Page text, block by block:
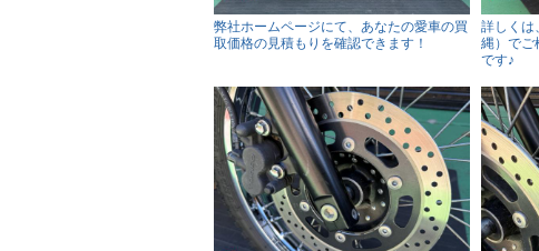
弊社ホームページにて、あなたの愛車の買
取価格の見積もりを確認できます！
詳しくは
縄）でご
です♪